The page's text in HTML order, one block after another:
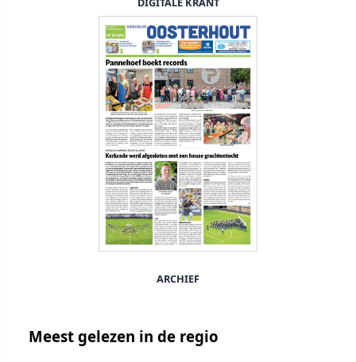
ARCHIEF
Meest gelezen in de regio